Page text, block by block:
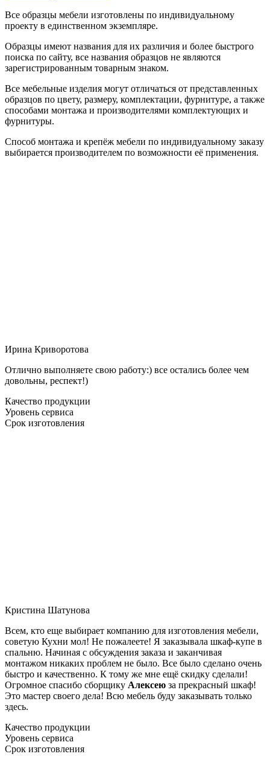
Все образцы мебели изготовлены по индивидуальному
проекту в единственном экземпляре.
Образцы имеют названия для их различия и более быстрого
поиска по сайту, все названия образцов не являются
зарегистрированным товарным знаком.
Все мебельные изделия могут отличаться от представленных
образцов по цвету, размеру, комплектации, фурнитуре, а также
способами монтажа и производителями комплектующих и
фурнитуры.
Способ монтажа и крепёж мебели по индивидуальному заказу
выбирается производителем по возможности её применения.
Ирина Криворотова
Отлично выполняете свою работу:) все остались более чем
довольны, респект!)
Качество продукции
Уровень сервиса
Срок изготовления
Кристина Шатунова
Всем, кто еще выбирает компанию для изготовления мебели,
советую Кухни мол! Не пожалеете! Я заказывала шкаф-купе в
спальню. Начиная с обсуждения заказа и заканчивая
монтажом никаких проблем не было. Все было сделано очень
быстро и качественно. К тому же мне ещё скидку сделали!
Огромное спасибо сборщику Алексею за прекрасный шкаф!
Это мастер своего дела! Всю мебель буду заказывать только
здесь.
Качество продукции
Уровень сервиса
Срок изготовления